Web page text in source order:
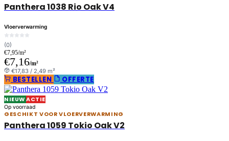
Panthera 1038 Rio Oak V4
Vloerverwarming
(0)
€7,95/m²
€7,16/m²
€17,83 / 2,49 m²
BESTELLEN OFFERTE
NIEUWACTIE
Op voorraad
GESCHIKT VOOR VLOERVERWARMING
Panthera 1059 Tokio Oak V2